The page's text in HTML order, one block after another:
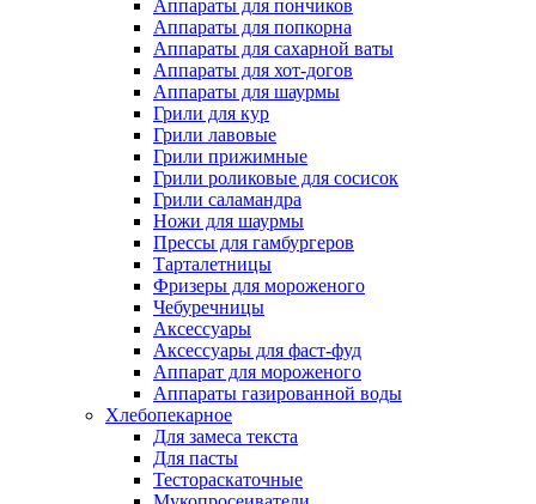
Аппараты для пончиков
Аппараты для попкорна
Аппараты для сахарной ваты
Аппараты для хот-догов
Аппараты для шаурмы
Грили для кур
Грили лавовые
Грили прижимные
Грили роликовые для сосисок
Грили саламандра
Ножи для шаурмы
Прессы для гамбургеров
Тарталетницы
Фризеры для мороженого
Чебуречницы
Аксессуары
Аксессуары для фаст-фуд
Аппарат для мороженого
Аппараты газированной воды
Хлебопекарное
Для замеса текста
Для пасты
Тестораскаточные